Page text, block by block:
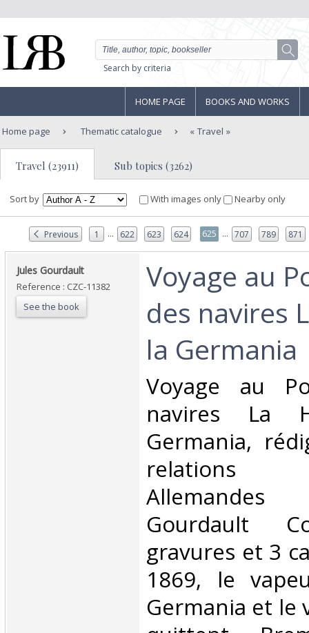
Search by criteria
HOME PAGE BOOKS AND WORKS
Home page Thematic catalogue Travel
Travel (23911) Sub topics (3262)
Sort by With images only Nearby only
Previous 1 ... 622 623 624 625 ... 707 789 871
‎Jules Gourdault‎
Reference : CZC-11382
See the book
‎Voyage au
des navires
la Germania‎
‎Voyage au
navires La
Germania,
relations
Gourdault
gravures et 3
1869, le
Germania et le